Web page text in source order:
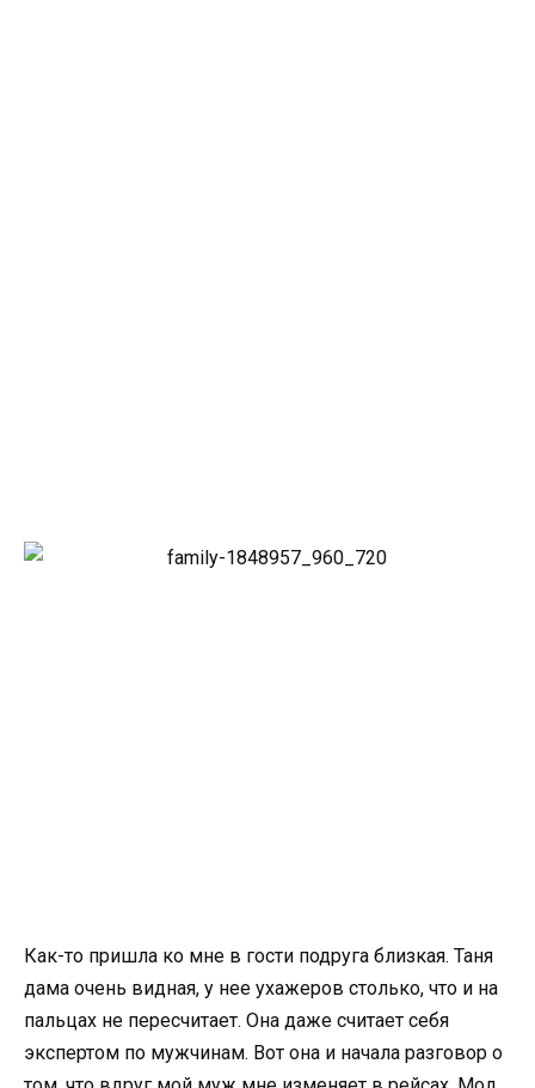
Как-то пришла ко мне в гости подруга близкая. Таня
дама очень видная, у нее ухажеров столько, что и на
пальцах не пересчитает. Она даже считает себя
экспертом по мужчинам. Вот она и начала разговор о